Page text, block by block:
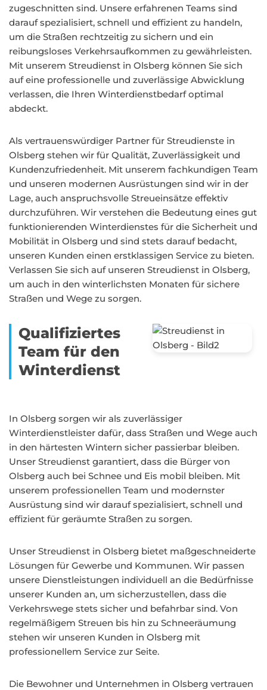
zugeschnitten sind. Unsere erfahrenen Teams sind
darauf spezialisiert, schnell und effizient zu handeln,
um die Straßen rechtzeitig zu sichern und ein
reibungsloses Verkehrsaufkommen zu gewährleisten.
Mit unserem Streudienst in Olsberg können Sie sich
auf eine professionelle und zuverlässige Abwicklung
verlassen, die Ihren Winterdienstbedarf optimal
abdeckt.
Als vertrauenswürdiger Partner für Streudienste in
Olsberg stehen wir für Qualität, Zuverlässigkeit und
Kundenzufriedenheit. Mit unserem fachkundigen Team
und unseren modernen Ausrüstungen sind wir in der
Lage, auch anspruchsvolle Streueinsätze effektiv
durchzuführen. Wir verstehen die Bedeutung eines gut
funktionierenden Winterdienstes für die Sicherheit und
Mobilität in Olsberg und sind stets darauf bedacht,
unseren Kunden einen erstklassigen Service zu bieten.
Verlassen Sie sich auf unseren Streudienst in Olsberg,
um auch in den winterlichsten Monaten für sichere
Straßen und Wege zu sorgen.
Qualifiziertes
Team für den
Winterdienst
In Olsberg sorgen wir als zuverlässiger
Winterdienstleister dafür, dass Straßen und Wege auch
in den härtesten Wintern sicher passierbar bleiben.
Unser Streudienst garantiert, dass die Bürger von
Olsberg auch bei Schnee und Eis mobil bleiben. Mit
unserem professionellen Team und modernster
Ausrüstung sind wir darauf spezialisiert, schnell und
effizient für geräumte Straßen zu sorgen.
Unser Streudienst in Olsberg bietet maßgeschneiderte
Lösungen für Gewerbe und Kommunen. Wir passen
unsere Dienstleistungen individuell an die Bedürfnisse
unserer Kunden an, um sicherzustellen, dass die
Verkehrswege stets sicher und befahrbar sind. Von
regelmäßigem Streuen bis hin zu Schneeräumung
stehen wir unseren Kunden in Olsberg mit
professionellem Service zur Seite.
Die Bewohner und Unternehmen in Olsberg vertrauen